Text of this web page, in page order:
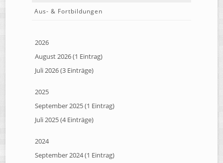
Aus- & Fortbildungen
2026
August 2026 (1 Eintrag)
Juli 2026 (3 Einträge)
2025
September 2025 (1 Eintrag)
Juli 2025 (4 Einträge)
2024
September 2024 (1 Eintrag)